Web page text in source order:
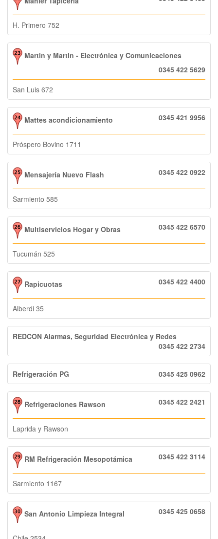
H. Primero 752
Martin y Martin - Electrónica y Comunicaciones
0345 422 5629
San Luis 672
Mattes acondicionamiento 0345 421 9956
Próspero Bovino 1711
Mensajería Nuevo Flash 0345 422 0922
Sarmiento 585
Multiservicios Hogar y Obras 0345 422 6570
Tucumán 525
Rapicuotas 0345 422 4400
Alberdi 35
REDCON Alarmas, Seguridad Electrónica y Redes
0345 422 2734
Refrigeración PG 0345 425 0962
Refrigeraciones Rawson 0345 422 2421
Laprida y Rawson
RM Refrigeración Mesopotámica 0345 422 3114
Sarmiento 1167
San Antonio Limpieza Integral 0345 425 0658